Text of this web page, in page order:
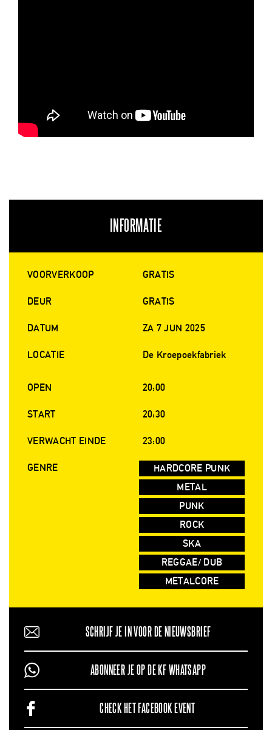
INFORMATIE
VOORVERKOOP GRATIS
DEUR GRATIS
DATUM ZA 7 JUN 2025
LOCATIE De Kroepoekfabriek
OPEN 20:00
START 20:30
VERWACHT EINDE 23:00
GENRE
HARDCORE PUNK
METAL
PUNK
ROCK
SKA
REGGAE/ DUB
METALCORE
SCHRIJF JE IN VOOR DE NIEUWSBRIEF
ABONNEER JE OP DE KF WHATSAPP
CHECK HET FACEBOOK EVENT